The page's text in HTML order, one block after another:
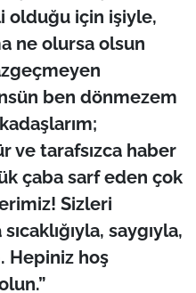
olduğu için işiyle,
ne olursa olsun
ben dönmezem
ve tarafsızca haber
çaba sarf eden çok
Sizleri
saygıyla,
Hepiniz hoş